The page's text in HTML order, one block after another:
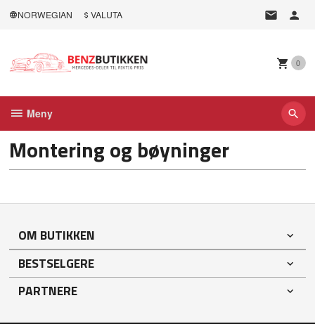
NORWEGIAN VALUTA
0
Meny
Montering og bøyninger
OM BUTIKKEN
BESTSELGERE
PARTNERE